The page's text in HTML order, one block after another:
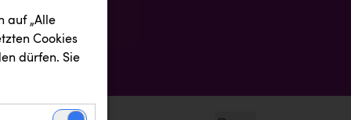
auf „Alle
Cookies
dürfen. Sie